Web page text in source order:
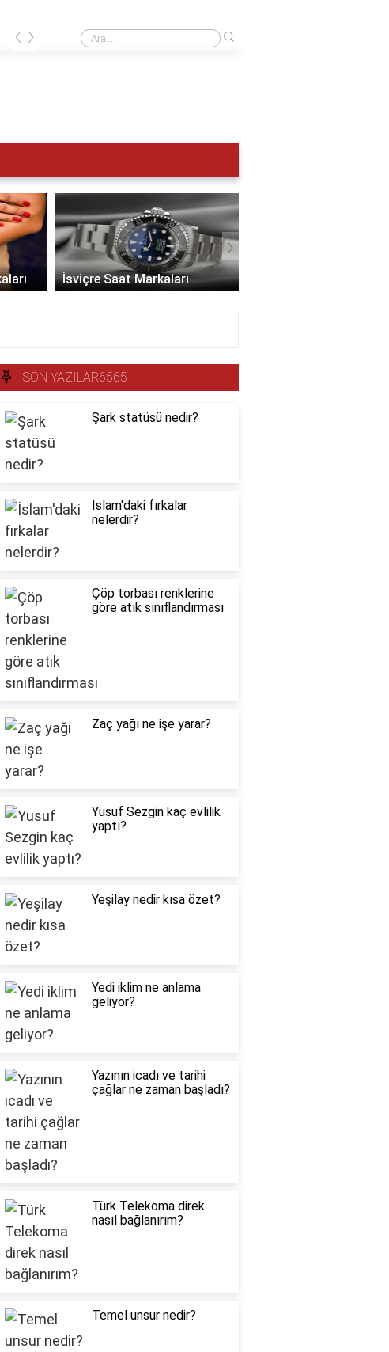
UTC 0 Türkiye saat kaç?
‹ ›
İsviçre Saat Markaları
›
SON YAZILAR6565
Şark statüsü nedir?
İslam'daki fırkalar
nelerdir?
Çöp torbası renklerine
göre atık sınıflandırması
Zaç yağı ne işe yarar?
Yusuf Sezgin kaç evlilik
yaptı?
Yeşilay nedir kısa özet?
Yedi iklim ne anlama
geliyor?
Yazının icadı ve tarihi
çağlar ne zaman başladı?
Türk Telekoma direk
nasıl bağlanırım?
Temel unsur nedir?